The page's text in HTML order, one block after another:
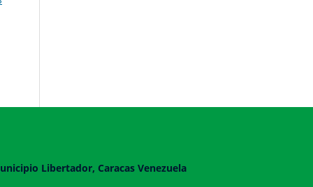
Libertador, Caracas Venezuela